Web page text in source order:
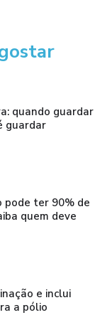
quando guardar
guardar
pode ter 90% de
quem deve
e inclui
a pólio